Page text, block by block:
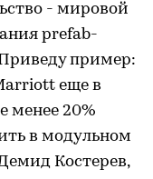
- мировой
prefab-
пример:
еще в
менее 20%
в модульном
Костерев,